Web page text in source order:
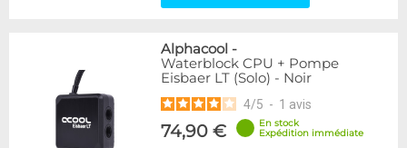
Alphacool -
Waterblock CPU + Pompe
Eisbaer LT (Solo) - Noir
4/5 - 1 avis
74,90 €
En stock
Expédition immédiate